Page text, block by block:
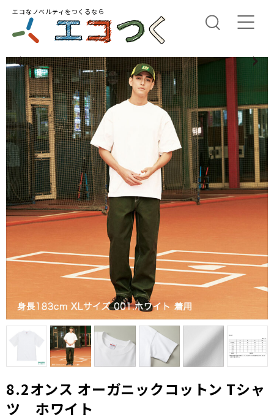
エコなノベルティをつくるなら
8.2オンス オーガニックコットン Tシャ
ツ ホワイト